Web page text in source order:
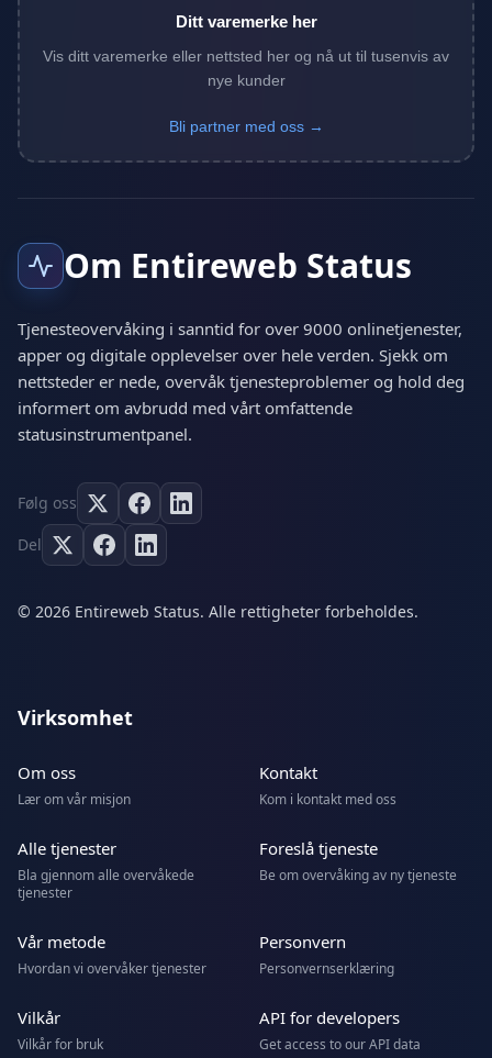
Ditt varemerke her
Vis ditt varemerke eller nettsted her og nå ut til tusenvis av
nye kunder
Bli partner med oss →
Om Entireweb Status
Tjenesteovervåking i sanntid for over 9000 onlinetjenester,
apper og digitale opplevelser over hele verden. Sjekk om
nettsteder er nede, overvåk tjenesteproblemer og hold deg
informert om avbrudd med vårt omfattende
statusinstrumentpanel.
Følg oss
Del
© 2026 Entireweb Status. Alle rettigheter forbeholdes.
Virksomhet
Om oss
Lær om vår misjon
Kontakt
Kom i kontakt med oss
Alle tjenester
Bla gjennom alle overvåkede
tjenester
Foreslå tjeneste
Be om overvåking av ny tjeneste
Vår metode
Hvordan vi overvåker tjenester
Personvern
Personvernserklæring
Vilkår
Vilkår for bruk
API for developers
Get access to our API data